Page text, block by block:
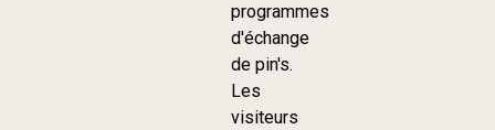
programmes
d'échange
de pin's.
Les
visiteurs